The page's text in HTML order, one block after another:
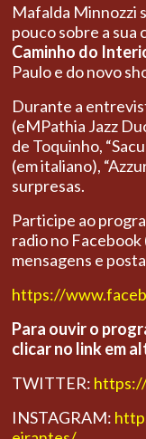
Mafalda Minnozzi
pouco sobre a
Caminho do
Paulo e do novo
Durante a
(eMPathia Jazz
de Toquinho,
(em italiano),
surpresas.
Participe ao
radio no
mensagens e
https://
Para ouvir o
clicar no link em
TWITTER:
INSTAGRAM: